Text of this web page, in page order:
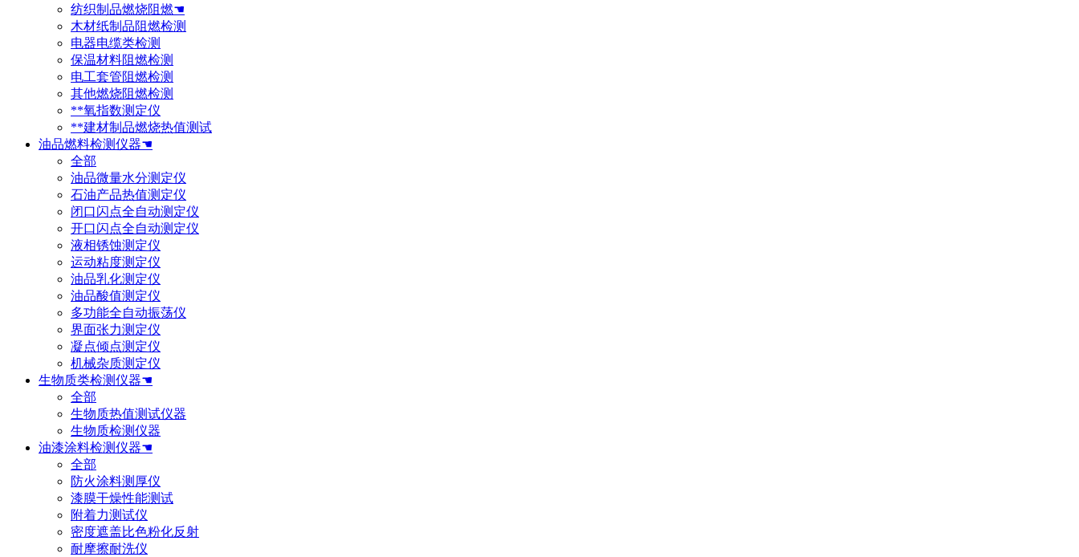
纺织制品燃烧阻燃☚
木材纸制品阻燃检测
电器电缆类检测
保温材料阻燃检测
电工套管阻燃检测
其他燃烧阻燃检测
**氧指数测定仪
**建材制品燃烧热值测试
油品燃料检测仪器☚
全部
油品微量水分测定仪
石油产品热值测定仪
闭口闪点全自动测定仪
开口闪点全自动测定仪
液相锈蚀测定仪
运动粘度测定仪
油品乳化测定仪
油品酸值测定仪
多功能全自动振荡仪
界面张力测定仪
凝点倾点测定仪
机械杂质测定仪
生物质类检测仪器☚
全部
生物质热值测试仪器
生物质检测仪器
油漆涂料检测仪器☚
全部
防火涂料测厚仪
漆膜干燥性能测试
附着力测试仪
密度遮盖比色粉化反射
耐摩擦耐洗仪